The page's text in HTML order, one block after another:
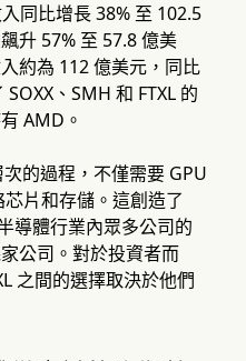
同比增長 38% 至 102.5
升 57% 至 57.8 億美
約為 112 億美元，同比
、SMH 和 FTXL 的
AMD。
的過程，不僅需要 GPU
片和存儲。這創造了
導體行業內眾多公司的
公司。對於投資者而
之間的選擇取決於他們